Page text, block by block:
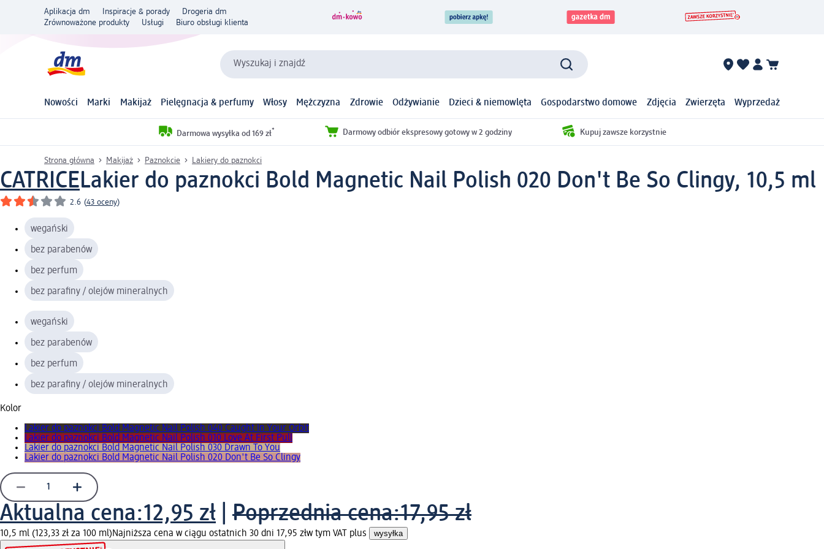
Aplikacja dm Inspiracje & porady
Drogeria dm
Zrównoważone produkty
Usługi Biuro obsługi klienta
Wyszukaj i znajdź
Nowości Marki Makijaż Pielęgnacja & perfumy Włosy Mężczyzna Zdrowie Odżywianie Dzieci & niemowlęta Gospodarstwo domowe Zdjęcia Zwierzęta Wyprzedaż
Darmowa wysyłka od 169 zł* Darmowy odbiór ekspresowy gotowy w 2 godziny Kupuj zawsze korzystnie
Strona główna Makijaż Paznokcie Lakiery do paznokci
CATRICELakier do paznokci Bold Magnetic Nail Polish 020 Don't Be So Clingy, 10,5 ml
2.6 (43 oceny)
wegański
bez parabenów
bez perfum
bez parafiny / olejów mineralnych
wegański
bez parabenów
bez perfum
bez parafiny / olejów mineralnych
Kolor
Lakier do paznokci Bold Magnetic Nail Polish 040 Caught In Your Orbit
Lakier do paznokci Bold Magnetic Nail Polish 010 Love At First Pull
Lakier do paznokci Bold Magnetic Nail Polish 030 Drawn To You
Lakier do paznokci Bold Magnetic Nail Polish 020 Don't Be So Clingy
Aktualna cena:12,95 zł Poprzednia cena:17,95 zł
10,5 ml (123,33 zł za 100 ml)Najniższa cena w ciągu ostatnich 30 dni 17,95 złw tym VAT plus wysyłka